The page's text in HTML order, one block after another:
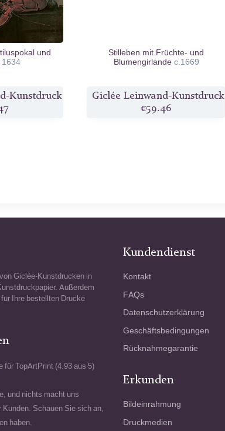
und
1634
Kunstdruck
Stilleben mit Früchte- und
Blumengirlande c.1669
Giclée Leinwand-Kunstdruck
€59.46
Giclée-Kunstdrucken in
Außerdem
Ihre bestellten Drucke
für TopArtPrint (4.93 aus 5)
und nichts macht uns
Schauen Sie sich an,
haben.
Kundendienst
Kontakt
FAQs
Datenschutzerklärung
Geschäftsbedingungen
Rücknahmegarantie
Erkunden
Bildeinrahmung
Druckmedien